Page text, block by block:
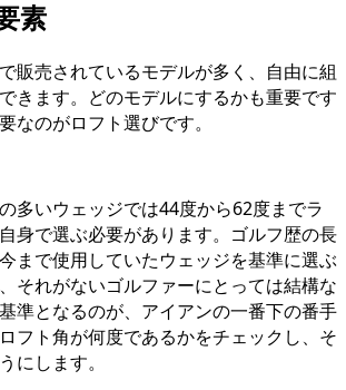
素
販売されているモデルが多く、自由に組
きます。どのモデルにするかも重要です
なのがロフト選びです。
多いウェッジでは44度から62度までラ
身で選ぶ必要があります。ゴルフ歴の長
まで使用していたウェッジを基準に選ぶ
それがないゴルファーにとっては結構な
準となるのが、アイアンの一番下の番手
フト角が何度であるかをチェックし、そ
にします。